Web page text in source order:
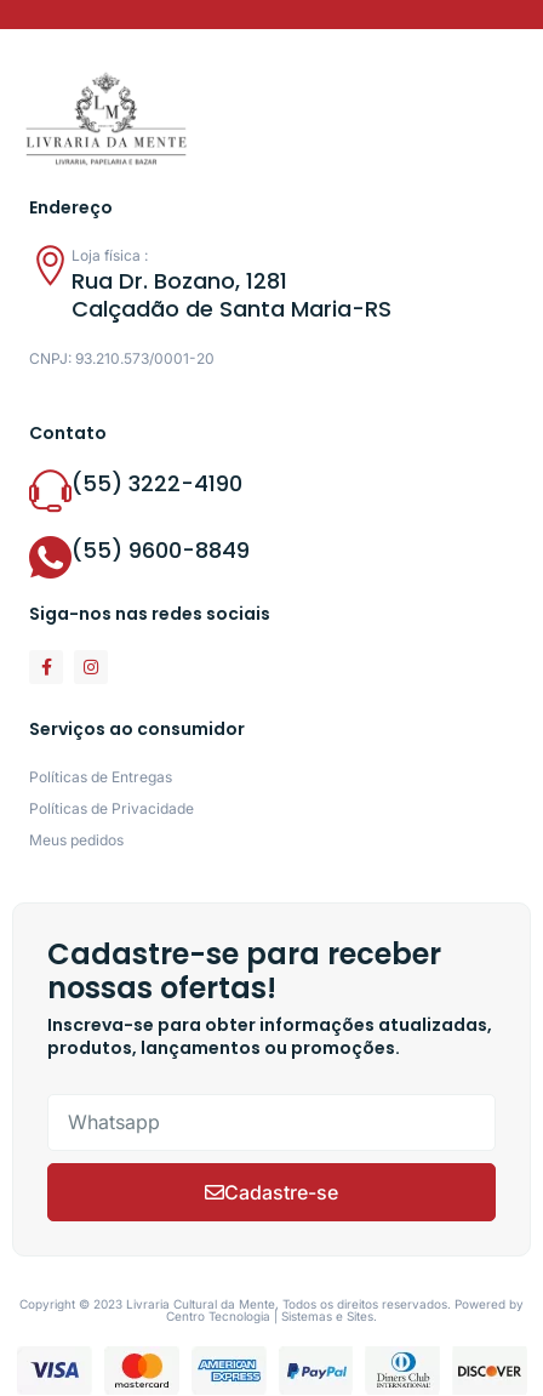
Endereço
Loja física :
Rua Dr. Bozano, 1281
Calçadão de Santa Maria-RS
CNPJ: 93.210.573/0001-20
Contato
(55) 3222-4190
(55) 9600-8849
Siga-nos nas redes sociais
Serviços ao consumidor
Políticas de Entregas
Políticas de Privacidade
Meus pedidos
Cadastre-se para receber
nossas ofertas!
Inscreva-se para obter informações atualizadas,
produtos, lançamentos ou promoções.
Cadastre-se
Copyright © 2023 Livraria Cultural da Mente, Todos os direitos reservados. Powered by
Centro Tecnologia | Sistemas e Sites.